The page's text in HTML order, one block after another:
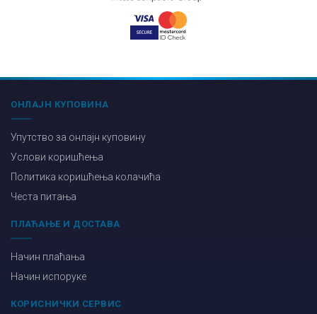
ОНЛАЈН КУПОВИНА
Упутство за онлајн куповину
Услови коришћења
Политика коришћења колачића
Честа питања
ПЛАЋАЊЕ И ДОСТАВА
Начин плаћања
Начин испоруке
КОРИСНИЧКИ СЕРВИС